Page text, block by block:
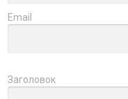
Email
Заголовок